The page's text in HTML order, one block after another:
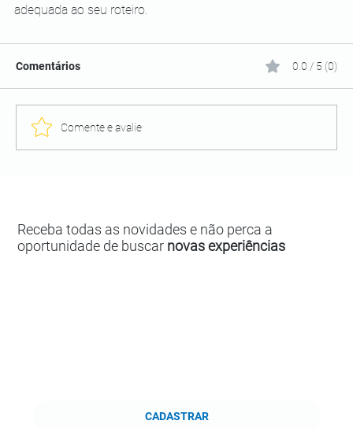
adequada ao seu roteiro.
Comentários 0.0 / 5 (0)
Comente e avalie
Receba todas as novidades e não perca a
oportunidade de buscar novas experiências
CADASTRAR